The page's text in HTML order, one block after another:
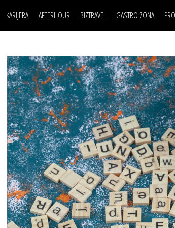
KARIJERA
LJUDI (HR)
MOJ UGAO
USAVRŠAVANJE
KNOW-HOW
AFTERHOUR
KNJIGE
AUTO SVET
STIL
WELLBEING
BIZTRAVEL GASTRO ZONA
POSAO
MOJ UGAO
USAVRŠAVANJE
KNOW-HOW
FILM I SCENA
AUTO SVET
STIL
WELLBEING